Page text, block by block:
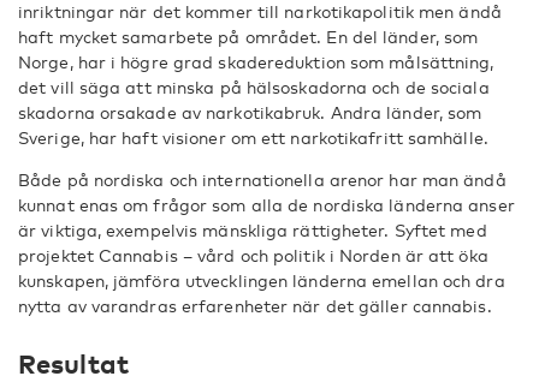
inriktningar när det kommer till narkotikapolitik men ändå
haft mycket samarbete på området. En del länder, som
Norge, har i högre grad skadereduktion som målsättning,
det vill säga att minska på hälsoskadorna och de sociala
skadorna orsakade av narkotikabruk. Andra länder, som
Sverige, har haft visioner om ett narkotikafritt samhälle.
Både på nordiska och internationella arenor har man ändå
kunnat enas om frågor som alla de nordiska länderna anser
är viktiga, exempelvis mänskliga rättigheter. Syftet med
projektet Cannabis – vård och politik i Norden är att öka
kunskapen, jämföra utvecklingen länderna emellan och dra
nytta av varandras erfarenheter när det gäller cannabis.
Resultat